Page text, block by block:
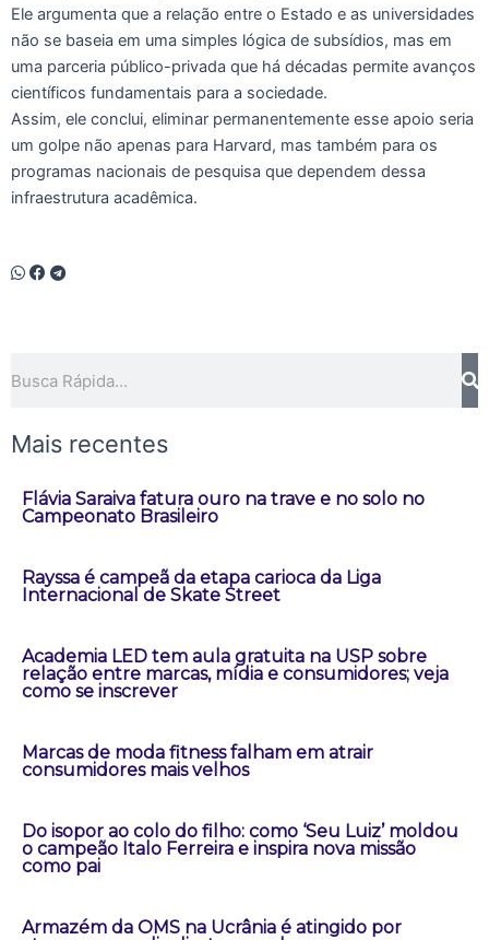
Ele argumenta que a relação entre o Estado e as universidades
não se baseia em uma simples lógica de subsídios, mas em
uma parceria público-privada que há décadas permite avanços
científicos fundamentais para a sociedade.
Assim, ele conclui, eliminar permanentemente esse apoio seria
um golpe não apenas para Harvard, mas também para os
programas nacionais de pesquisa que dependem dessa
infraestrutura acadêmica.
Mais recentes
Flávia Saraiva fatura ouro na trave e no solo no
Campeonato Brasileiro
Rayssa é campeã da etapa carioca da Liga
Internacional de Skate Street
Academia LED tem aula gratuita na USP sobre
relação entre marcas, mídia e consumidores; veja
como se inscrever
Marcas de moda fitness falham em atrair
consumidores mais velhos
Do isopor ao colo do filho: como ‘Seu Luiz’ moldou
o campeão Italo Ferreira e inspira nova missão
como pai
Armazém da OMS na Ucrânia é atingido por